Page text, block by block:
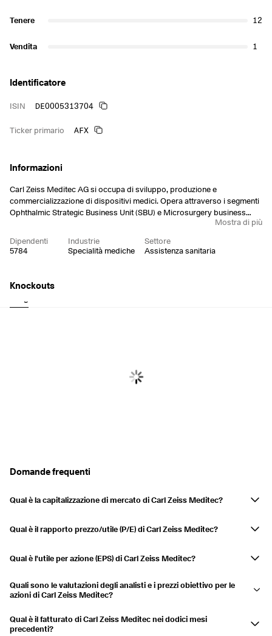
Domande frequenti
Qual è la capitalizzazione di mercato di Carl Zeiss Meditec?
capitalizzazione di mercato è una misura del valore totale di mercato di
corrente delle azioni per il numero totale di azioni in circolazione.
Qual è il rapporto prezzo/utile (P/E) di Carl Zeiss Meditec?
Questo rapporto aiuta gli investitori a valutare se un titolo è
Qual è l'utile per azione (EPS) di Carl Zeiss Meditec?
months (TTM) is 1,251 USD. EPS indicates the company's profitability
Quali sono le valutazioni degli analisti e i prezzi obiettivo per le
azioni di Carl Zeiss Meditec?
consensus target price of 33,30 USD. Analyst ratings provide insights
Qual è il fatturato di Carl Zeiss Meditec nei dodici mesi
precedenti?
Tenere 12
Vendita 1
Informazioni
Carl Zeiss Meditec AG si occupa di sviluppo, produzione e
commercializzazione di dispositivi medici. Opera attraverso i segmenti
Ophthalmic Strategic Business Unit (SBU) e Microsurgery business
SBU. Il segmento Ophthalmic SBU comprende lenti intraoculari,
uso medico. Il segmento Microsurgery SBU offre microscopi chirurgici
e soluzioni di visualizzazione per la chirurgia neurologica, dell'orecchio,
intraoperatoria. L'azienda è stata fondata nel 2002 e ha sede a Jena, in
Mostra di più
Dipendenti
5784
Industrie
Specialità mediche
Settore
Assistenza sanitaria
Identificatore
ISIN DE0005313704
Ticker primario AFX
Knockouts